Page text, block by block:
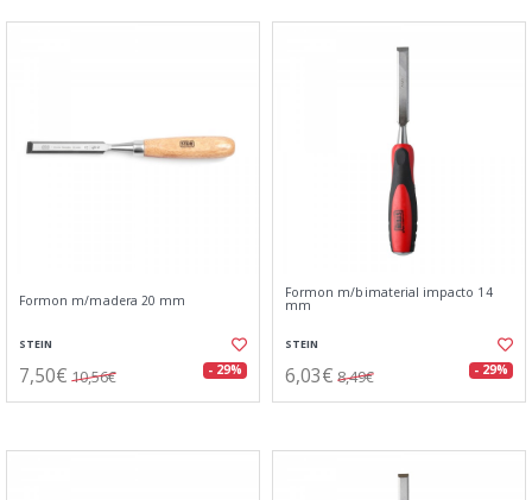
Formon m/madera 20 mm
STEIN
7,50€ 10,56€ - 29%
Formon m/bimaterial impacto 14
mm
STEIN
6,03€ 8,49€ - 29%